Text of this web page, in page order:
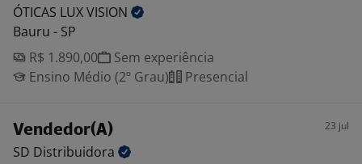
ÓTICAS LUXVISION
Bauru - SP
R$ 1.890,00
Sem experiência
Ensino Médio (2º Grau)
Presencial
Vendedor(A) 23 jul
SD Distribuidora